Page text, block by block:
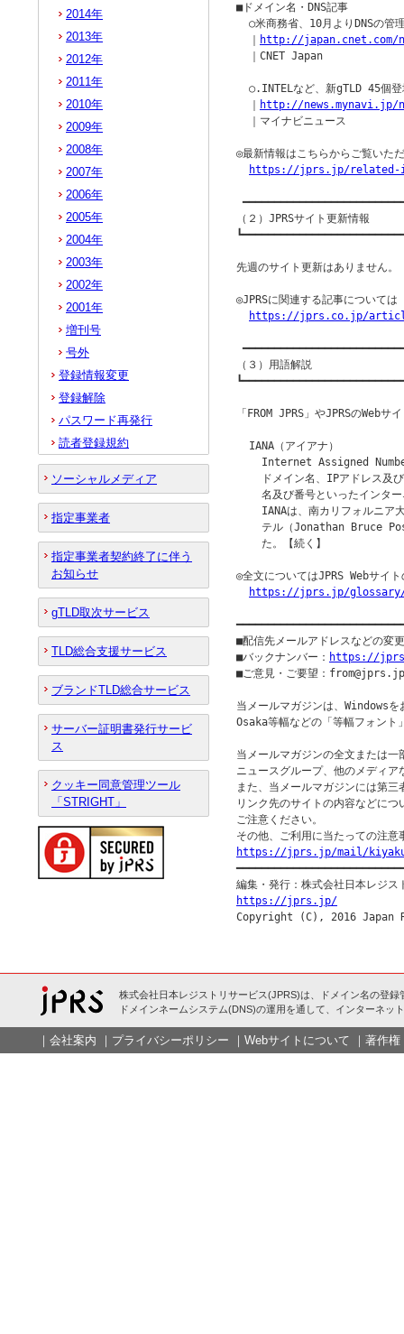
■ドメイン名・DNS記事
○米商務省、10月よりDNSの管
http://japan.cnet.com/
  ｜CNET Japan
○.INTELなど、新gTLD 45個登
http://news.mynavi.jp/
  ｜マイナビニュース
◎最新情報はこちらからご覧いた
https://jprs.jp/related-
（２）JPRSサイト更新情報
先週のサイト更新はありません。
◎JPRSに関連する記事について
https://jprs.co.jp/
（３）用語解説
「FROM JPRS」やJPRSのWeb
  IANA（アイアナ）
Internet Assigned
ドメイン名、IPアドレス及
名及び番号といったインタ
IANAは、南カリフォルニア
テル（Jonathan Bruce
    た。【続く】
◎全文についてはJPRS Webサイ
https://jprs.jp/glossary/
■配信先メールアドレスなどの変
■バックナンバー： https://
■ご意見・ご要望：from@jprs.jp
当メールマガジンは、Windowsを
Osaka等幅などの「等幅フォント
当メールマガジンの全文または一
ニュースグループ、他のメディ
また、当メールマガジンには第
リンク先のサイトの内容などに
ご注意ください。
https://jprs.jp/mail/
https://jprs.jp/
2014年
2013年
2012年
2011年
2010年
2009年
2008年
2007年
2006年
2005年
2004年
2003年
2002年
2001年
増刊号
号外
登録情報変更
登録解除
パスワード再発行
読者登録規約
ソーシャルメディア
指定事業者
指定事業者契約終了に伴う
お知らせ
gTLD取次サービス
TLD総合支援サービス
ブランドTLD総合サービス
サーバー証明書発行サービ
ス
クッキー同意管理ツール
「STRIGHT」
株式会社日本レジストリサービス(JPRS)は、ドメイン名の登録
ドメインネームシステム(DNS)の運用を通して、インターネッ
｜ 会社案内 ｜ プライバシーポリシー ｜ Webサイトについて ｜ 著作権